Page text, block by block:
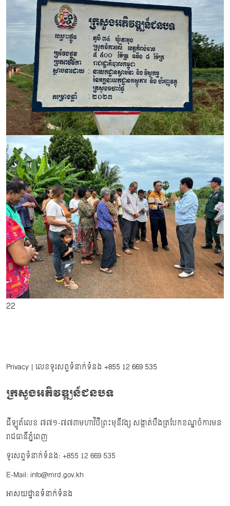
22
Privacy | លេខទូរសព្ទទំនាក់ទំនង +855 12 669 535
ក្រសួងអភិវឌ្ឍន៍ជនបទ
ដីឡូត៍លេខ ៧៧១-៧៧៣មហាវិថីព្រះមុនីវង្ស សង្កាត់បឹងត្របែកខណ្ឌចំការមន
រាជធានីភ្នំពេញ
ទូរសព្ទទំនាក់ទំនង: +855 12 669 535
E-Mail: info@mrd.gov.kh
អាសយដ្ឋានទំនាក់ទំនង